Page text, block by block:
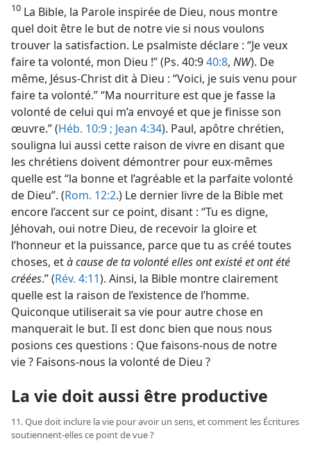
10 La Bible, la Parole inspirée de Dieu, nous montre
quel doit être le but de notre vie si nous voulons
trouver la satisfaction. Le psalmiste déclare : “Je veux
faire ta volonté, mon Dieu !” (Ps. 40:940:8, NW). De
même, Jésus-Christ dit à Dieu : “Voici, je suis venu pour
faire ta volonté.” “Ma nourriture est que je fasse la
volonté de celui qui m’a envoyé et que je finisse son
œuvre.” (Héb. 10:9 ; Jean 4:34). Paul, apôtre chrétien,
souligna lui aussi cette raison de vivre en disant que
les chrétiens doivent démontrer pour eux-​mêmes
quelle est “la bonne et l’agréable et la parfaite volonté
de Dieu”. (Rom. 12:2.) Le dernier livre de la Bible met
encore l’accent sur ce point, disant : “Tu es digne,
Jéhovah, oui notre Dieu, de recevoir la gloire et
l’honneur et la puissance, parce que tu as créé toutes
choses, età cause de ta volonté elles ont existé et ont été
créées.” (Rév. 4:11). Ainsi, la Bible montre clairement
quelle est la raison de l’existence de l’homme.
Quiconque utiliserait sa vie pour autre chose en
manquerait le but. Il est donc bien que nous nous
posions ces questions : Que faisons-​nous de notre
vie ? Faisons-​nous la volonté de Dieu ?
La vie doit aussi être productive
11. Que doit inclure la vie pour avoir un sens, et comment les Écritures
soutiennent-​elles ce point de vue ?